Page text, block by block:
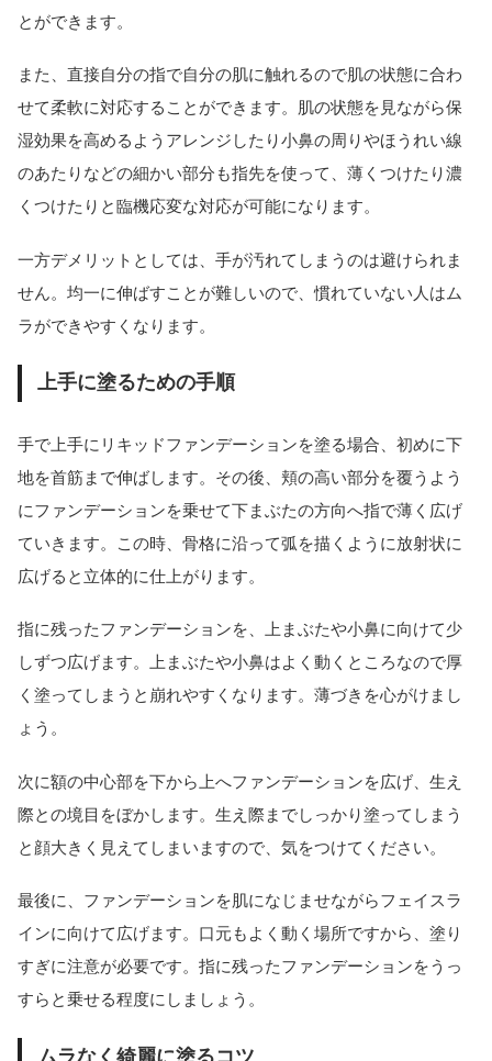
とができます。
また、直接自分の指で自分の肌に触れるので肌の状態に合わ
せて柔軟に対応することができます。肌の状態を見ながら保
湿効果を高めるようアレンジしたり小鼻の周りやほうれい線
のあたりなどの細かい部分も指先を使って、薄くつけたり濃
くつけたりと臨機応変な対応が可能になります。
一方デメリットとしては、手が汚れてしまうのは避けられま
せん。均一に伸ばすことが難しいので、慣れていない人はム
ラができやすくなります。
上手に塗るための手順
手で上手にリキッドファンデーションを塗る場合、初めに下
地を首筋まで伸ばします。その後、頬の高い部分を覆うよう
にファンデーションを乗せて下まぶたの方向へ指で薄く広げ
ていきます。この時、骨格に沿って弧を描くように放射状に
広げると立体的に仕上がります。
指に残ったファンデーションを、上まぶたや小鼻に向けて少
しずつ広げます。上まぶたや小鼻はよく動くところなので厚
く塗ってしまうと崩れやすくなります。薄づきを心がけまし
ょう。
次に額の中心部を下から上へファンデーションを広げ、生え
際との境目をぼかします。生え際までしっかり塗ってしまう
と顔大きく見えてしまいますので、気をつけてください。
最後に、ファンデーションを肌になじませながらフェイスラ
インに向けて広げます。口元もよく動く場所ですから、塗り
すぎに注意が必要です。指に残ったファンデーションをうっ
すらと乗せる程度にしましょう。
ムラなく綺麗に塗るコツ